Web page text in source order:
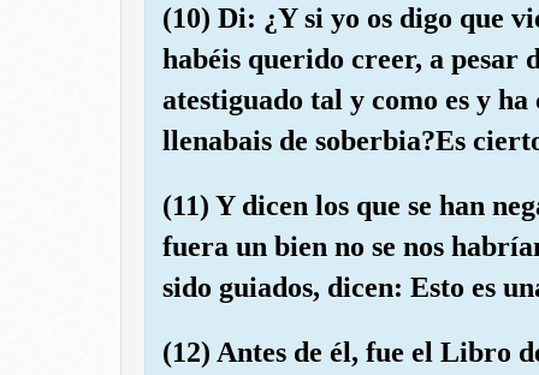
(10) Di: ¿Y si yo os digo que
habéis querido creer, a pesar
atestiguado tal y como es y
llenabais de soberbia?Es
(11) Y dicen los que se han
fuera un bien no se nos
sido guiados, dicen: Esto es
(12) Antes de él, fue el Libro